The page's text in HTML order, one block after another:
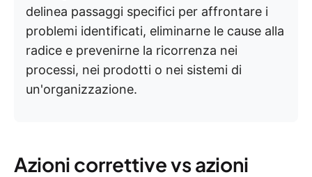
delinea passaggi specifici per affrontare i
problemi identificati, eliminarne le cause alla
radice e prevenirne la ricorrenza nei
processi, nei prodotti o nei sistemi di
un'organizzazione.
Azioni correttive vs azioni